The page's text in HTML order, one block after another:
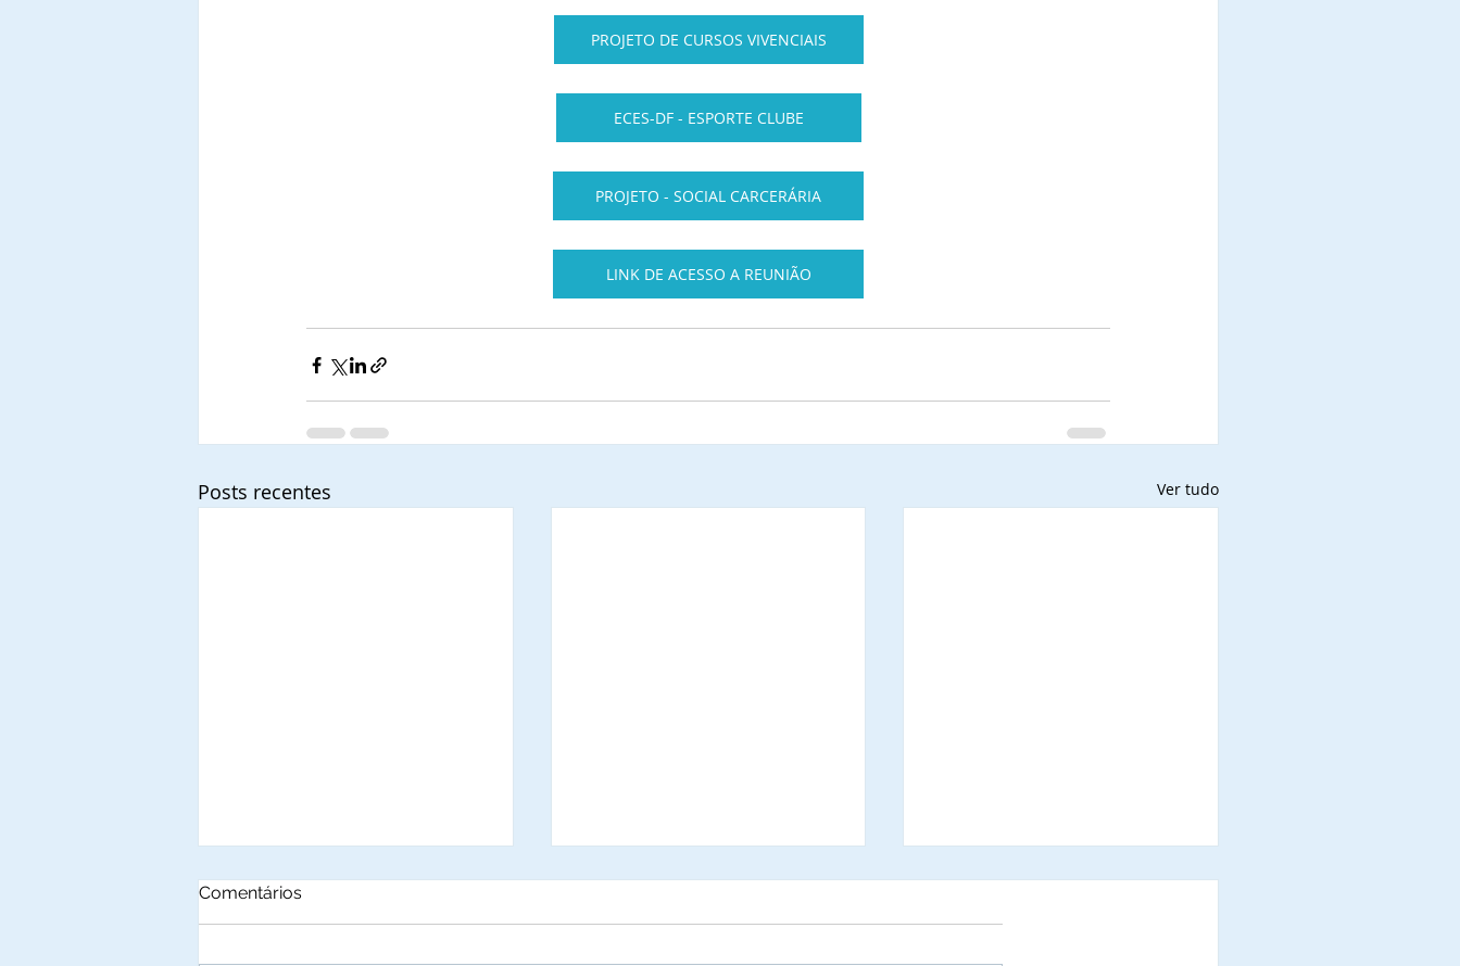
PROJETO DE CURSOS VIVENCIAIS
ECES-DF - ESPORTE CLUBE
PROJETO - SOCIAL CARCERÁRIA
LINK DE ACESSO A REUNIÃO
Posts recentes Ver tudo
Comentários